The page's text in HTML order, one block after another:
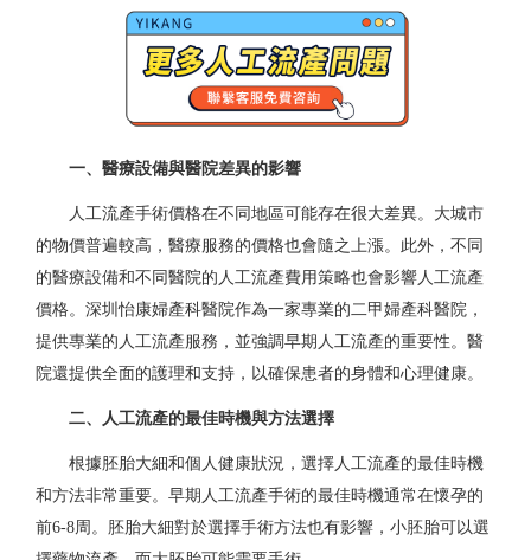
一、醫療設備與醫院差異的影響
人工流產手術價格在不同地區可能存在很大差異。大城市
的物價普遍較高，醫療服務的價格也會隨之上漲。此外，不同
的醫療設備和不同醫院的人工流產費用策略也會影響人工流產
價格。深圳怡康婦產科醫院作為一家專業的二甲婦產科醫院，
提供專業的人工流產服務，並強調早期人工流產的重要性。醫
院還提供全面的護理和支持，以確保患者的身體和心理健康。
二、人工流產的最佳時機與方法選擇
根據胚胎大細和個人健康狀況，選擇人工流產的最佳時機
和方法非常重要。早期人工流產手術的最佳時機通常在懷孕的
前6-8周。胚胎大細對於選擇手術方法也有影響，小胚胎可以選